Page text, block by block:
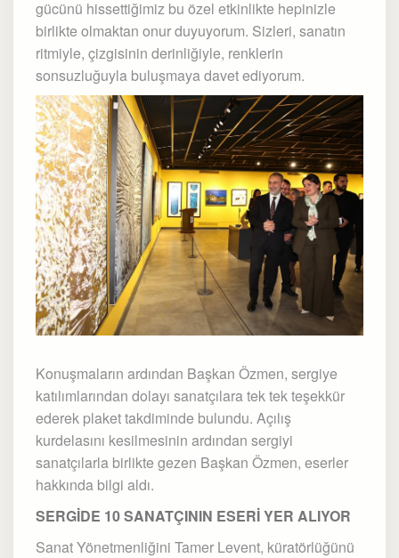
gücünü hissettiğimiz bu özel etkinlikte hepinizle
birlikte olmaktan onur duyuyorum. Sizleri, sanatın
ritmiyle, çizgisinin derinliğiyle, renklerin
sonsuzluğuyla buluşmaya davet ediyorum.
Konuşmaların ardından Başkan Özmen, sergiye
katılımlarından dolayı sanatçılara tek tek teşekkür
ederek plaket takdiminde bulundu. Açılış
kurdelasını kesilmesinin ardından sergiyi
sanatçılarla birlikte gezen Başkan Özmen, eserler
hakkında bilgi aldı.
SERGİDE 10 SANATÇININ ESERİ YER ALIYOR
Sanat Yönetmenliğini Tamer Levent, küratörlüğünü